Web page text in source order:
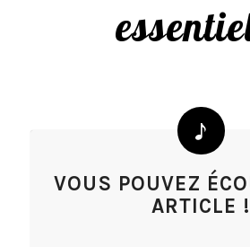
VOUS POUVEZ
ARTICLE !